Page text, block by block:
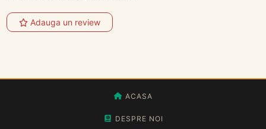
Adauga un review
ACASA
DESPRE NOI